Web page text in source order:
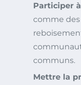
Participer
comme
communs.
Mettre la